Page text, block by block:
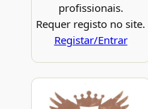
profissionais.
Requer registo no site.
Registar/Entrar